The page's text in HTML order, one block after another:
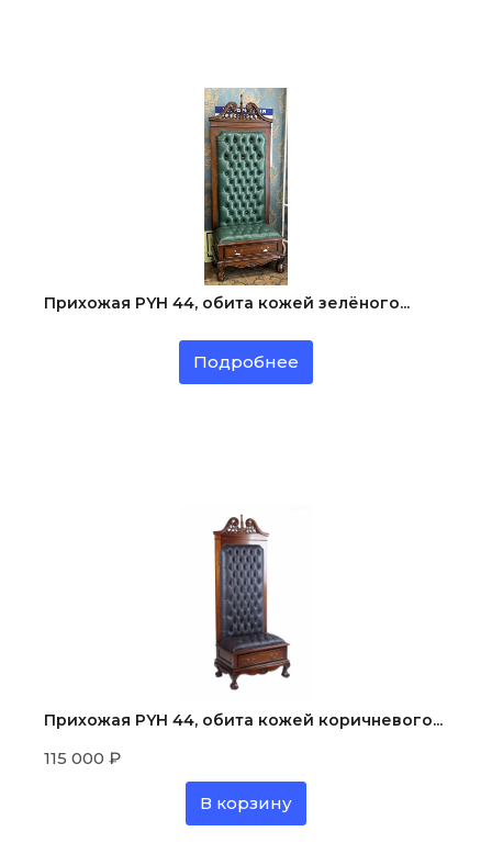
Прихожая PYH 44, обита кожей зелёного...
Подробнее
Прихожая PYH 44, обита кожей коричневого...
115 000 ₽
В корзину